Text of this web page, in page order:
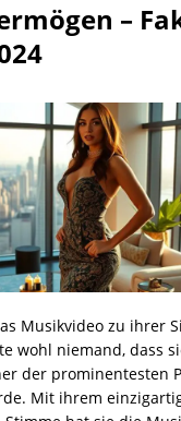
–
Musikvideo zu ihrer
wohl niemand, dass
der prominentesten
Mit ihrem